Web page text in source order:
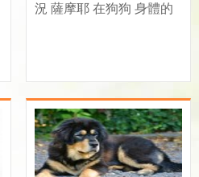
況 薩摩耶 在狗狗 身體的